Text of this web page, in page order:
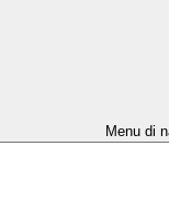
Menu di